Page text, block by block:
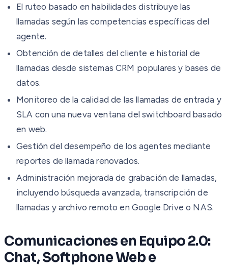
El ruteo basado en habilidades distribuye las
llamadas según las competencias específicas del
agente.
Obtención de detalles del cliente e historial de
llamadas desde sistemas CRM populares y bases de
datos.
Monitoreo de la calidad de las llamadas de entrada y
SLA con una nueva ventana del switchboard basado
en web.
Gestión del desempeño de los agentes mediante
reportes de llamada renovados.
Administración mejorada de grabación de llamadas,
incluyendo búsqueda avanzada, transcripción de
llamadas y archivo remoto en Google Drive o NAS.
Comunicaciones en Equipo 2.0:
Chat, Softphone Web e